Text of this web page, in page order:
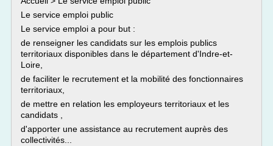
Le service emploi public
Le service emploi a pour but :
de renseigner les candidats sur les emplois publics
territoriaux disponibles dans le département d'Indre-et-
Loire,
de faciliter le recrutement et la mobilité des fonctionnaires
territoriaux,
de mettre en relation les employeurs territoriaux et les
candidats ,
d'apporter une assistance au recrutement auprès des
collectivités...